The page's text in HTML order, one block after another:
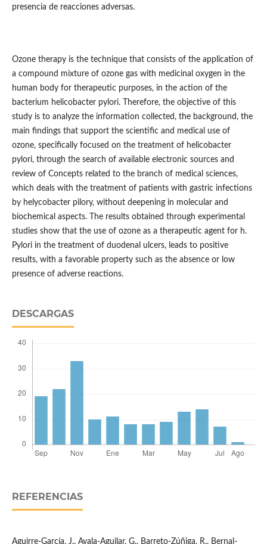
presencia de reacciones adversas.
Ozone therapy is the technique that consists of the application of
a compound mixture of ozone gas with medicinal oxygen in the
human body for therapeutic purposes, in the action of the
bacterium helicobacter pylori. Therefore, the objective of this
study is to analyze the information collected, the background, the
main findings that support the scientific and medical use of
ozone, specifically focused on the treatment of helicobacter
pylori, through the search of available electronic sources and
review of Concepts related to the branch of medical sciences,
which deals with the treatment of patients with gastric infections
by helycobacter pilory, without deepening in molecular and
biochemical aspects. The results obtained through experimental
studies show that the use of ozone as a therapeutic agent for h.
Pylori in the treatment of duodenal ulcers, leads to positive
results, with a favorable property such as the absence or low
presence of adverse reactions.
DESCARGAS
REFERENCIAS
Aguirre-García, J., Ayala-Aguilar, G., Barreto-Zúñiga, R., Bernal-